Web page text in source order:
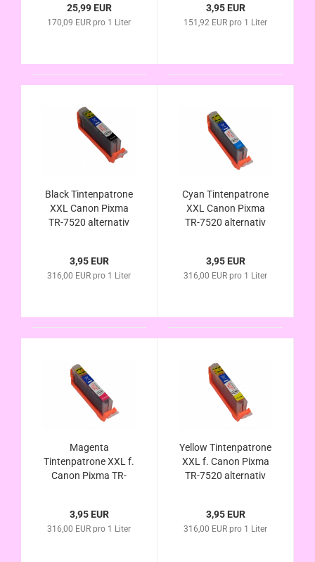
25,99 EUR
170,09 EUR pro 1 Liter
3,95 EUR
151,92 EUR pro 1 Liter
Black Tintenpatrone
XXL Canon Pixma
TR-7520 alternativ
3,95 EUR
316,00 EUR pro 1 Liter
Cyan Tintenpatrone
XXL Canon Pixma
TR-7520 alternativ
3,95 EUR
316,00 EUR pro 1 Liter
Magenta
Tintenpatrone XXL f.
Canon Pixma TR-
3,95 EUR
316,00 EUR pro 1 Liter
Yellow Tintenpatrone
XXL f. Canon Pixma
TR-7520 alternativ
3,95 EUR
316,00 EUR pro 1 Liter